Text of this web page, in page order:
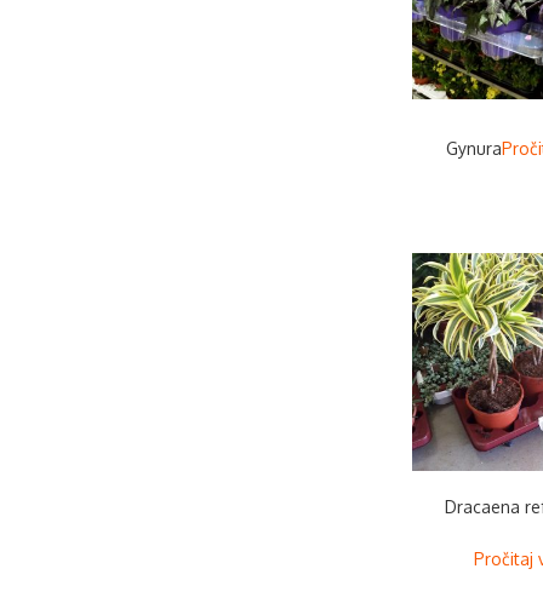
Gynura
Dracaena
Pročitaj